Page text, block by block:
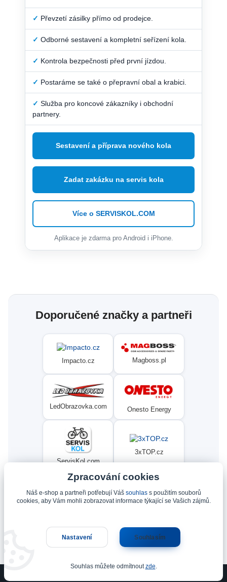
✓ Převzetí zásilky přímo od prodejce.
✓ Odborné sestavení a kompletní seřízení kola.
✓ Kontrola bezpečnosti před první jízdou.
✓ Postaráme se také o přepravní obal a krabici.
✓ Služba pro koncové zákazníky i obchodní
partnery.
Sestavení a příprava nového kola
Zadat zakázku na servis kola
Více o SERVISKOL.COM
Aplikace je zdarma pro Android i iPhone.
Doporučené značky a partneři
Impacto.cz Magboss.pl
LedObrazovka.com Onesto Energy
ServisKol.com
3xTOP.cz
Condat Ninex.cz
Zpracování cookies
Náš e-shop a partneři potřebují Váš souhlass použitím souborů
cookies, aby Vám mohli zobrazovat informace týkající se Vašich zájmů.
Nastavení Souhlasím
Souhlas můžete odmítnoutzde